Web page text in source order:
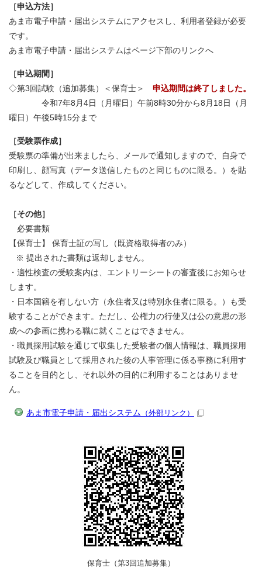
［申込方法］
あま市電子申請・届出システムにアクセスし、利用者登録が必要
です。
あま市電子申請・届出システムはページ下部のリンクへ
［申込期間］
◇第3回試験（追加募集）＜保育士＞ 申込期間は終了しました。
令和7年8月4日（月曜日）午前8時30分から8月18日（月
曜日）午後5時15分まで
［受験票作成］
受験票の準備が出来ましたら、メールで通知しますので、自身で
印刷し、顔写真（データ送信したものと同じものに限る。）を貼
るなどして、作成してください。
［その他］
必要書類
【保育士】 保育士証の写し（既資格取得者のみ）
※ 提出された書類は返却しません。
・適性検査の受験案内は、エントリーシートの審査後にお知らせ
します。
・日本国籍を有しない方（永住者又は特別永住者に限る。）も受
験することができます。ただし、公権力の行使又は公の意思の形
成への参画に携わる職に就くことはできません。
・職員採用試験を通じて収集した受験者の個人情報は、職員採用
試験及び職員として採用された後の人事管理に係る事務に利用す
ることを目的とし、それ以外の目的に利用することはありませ
ん。
あま市電子申請・届出システム （外部リンク）
保育士（第3回追加募集）